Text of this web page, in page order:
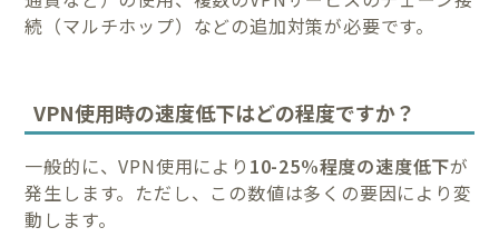
続（マルチホップ）などの追加対策が必要です。
VPN使用時の速度低下はどの程度ですか？
一般的に、VPN使用により 10-25%程度の速度低下が
発生します。ただし、この数値は多くの要因により変
動します。